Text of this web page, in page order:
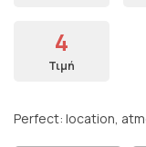
4
Τιμή
Perfect: location,